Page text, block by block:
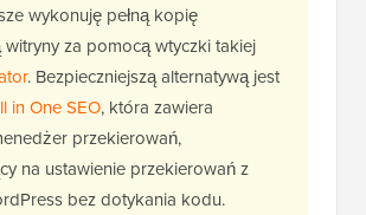
wykonuję pełną kopię
za pomocą wtyczki takiej
. Bezpieczniejszą alternatywą jest
in One SEO, która zawiera
przekierowań,
na ustawienie przekierowań z
bez dotykania kodu.